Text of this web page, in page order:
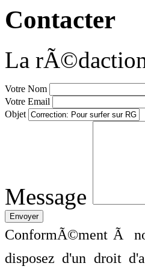
Contacter
La
Votre Nom
Votre Email
Objet
Message
ConformÃ©ment Ã
disposez d'un droit